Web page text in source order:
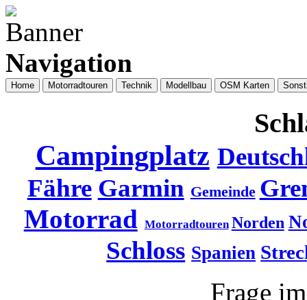
Navigation
Home Motorradtouren Technik Modellbau OSM Karten
Campingplatz
Fähre Garmin Gemeinde
Motorrad Motorradtouren Norden
Schloss Spanien
Frage